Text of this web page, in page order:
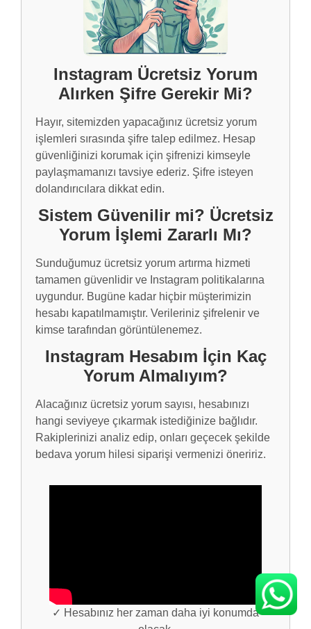
Instagram Ücretsiz Yorum
Alırken Şifre Gerekir Mi?
Hayır, sitemizden yapacağınız ücretsiz yorum
işlemleri sırasında şifre talep edilmez. Hesap
güvenliğinizi korumak için şifrenizi kimseyle
paylaşmamanızı tavsiye ederiz. Şifre isteyen
dolandırıcılara dikkat edin.
Sistem Güvenilir mi? Ücretsiz
Yorum İşlemi Zararlı Mı?
Sunduğumuz ücretsiz yorum artırma hizmeti
tamamen güvenlidir ve Instagram politikalarına
uygundur. Bugüne kadar hiçbir müşterimizin
hesabı kapatılmamıştır. Verileriniz şifrelenir ve
kimse tarafından görüntülenemez.
Instagram Hesabım İçin Kaç
Yorum Almalıyım?
Alacağınız ücretsiz yorum sayısı, hesabınızı
hangi seviyeye çıkarmak istediğinize bağlıdır.
Rakiplerinizi analiz edip, onları geçecek şekilde
bedava yorum hilesi siparişi vermenizi öneririz.
✓ Hesabınız her zaman daha iyi konumda